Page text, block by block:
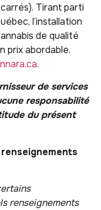
Tirant parti
l’installation
de qualité
prix abordable.
.
de services
responsabilité
du présent
renseignements